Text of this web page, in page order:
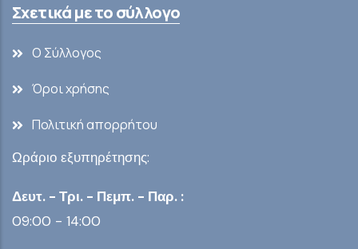
Σχετικά με το σύλλογο
Ο Σύλλογος
Όροι χρήσης
Πολιτική απορρήτου
Ωράριο εξυπηρέτησης:
Δευτ. - Τρι. - Πεμπ. - Παρ. :
09:00 - 14:00